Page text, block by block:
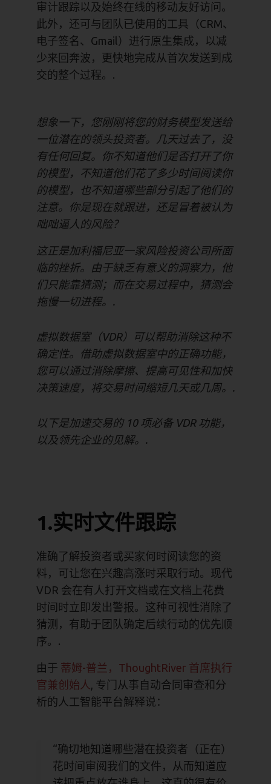
审计跟踪以及始终在线的移动友好访问。
此外，还可与团队已使用的工具（CRM、
电子签名、Gmail）进行原生集成，以减
少来回奔波，更快地完成从首次发送到成
交的整个过程。.
想象一下，您刚刚将您的财务模型发送给
一位潜在的领头投资者。几天过去了，没
有任何回复。你不知道他们是否打开了你
的模型，不知道他们花了多少时间阅读你
的模型，也不知道哪些部分引起了他们的
注意。你是现在就跟进，还是冒着被认为
咄咄逼人的风险？
这正是加利福尼亚一家风险投资公司所面
临的挫折。由于缺乏有意义的洞察力，他
们只能靠猜测；而在交易过程中，猜测会
拖慢一切进程。.
虚拟数据室（VDR）可以帮助消除这种不
确定性。借助虚拟数据室中的正确功能，
您可以通过消除摩擦、提高可见性和加快
决策速度，将交易时间缩短几天或几周。.
以下是加速交易的 10 项必备 VDR 功能，
以及领先企业的见解。.
1.实时文件跟踪
准确了解投资者或买家何时阅读您的资
料，可让您在兴趣高涨时采取行动。现代
VDR 会在有人打开文档或在文档上花费
时间时立即发出警报。这种可视性消除了
猜测，有助于团队确定后续行动的优先顺
序。.
由于 蒂姆-普兰，ThoughtRiver 首席执行
官兼创始人 , 专门从事自动合同审查和分
析的人工智能平台解释说：
“确切地知道哪些潜在投资者（正在）
花时间审阅我们的文件，从而知道应